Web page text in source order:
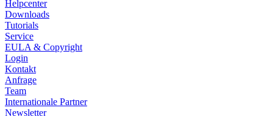
Helpcenter
Downloads
Tutorials
Service
EULA & Copyright
Login
Kontakt
Anfrage
Team
Internationale Partner
Newsletter